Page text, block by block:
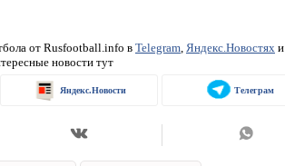
от Rusfootball.info в Telegram, Яндекс.Новостях и
новости тут
Яндекс.Новости Телеграм